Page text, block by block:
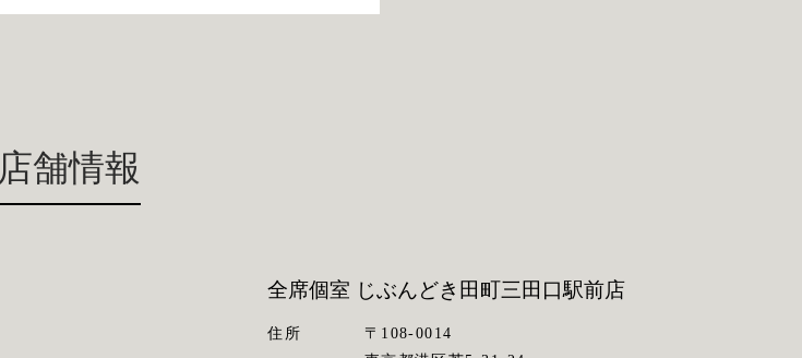
店舗情報
全席個室 じぶんどき 田町三田口駅前店
住所
〒108-0014